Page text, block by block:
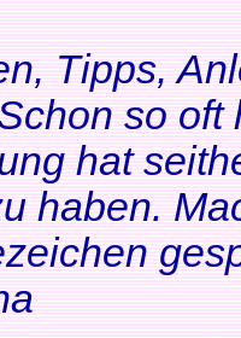
Tipps,
so
hat
haben.